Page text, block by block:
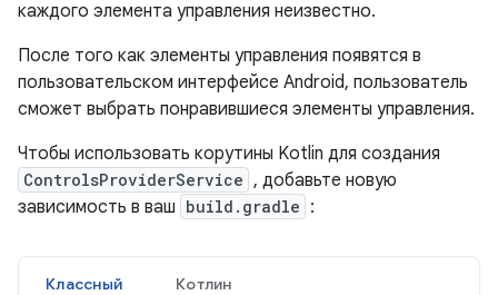
каждого элемента управления неизвестно.
После того как элементы управления появятся в
пользовательском интерфейсе Android, пользователь
сможет выбрать понравившиеся элементы управления.
Чтобы использовать корутины Kotlin для создания
ControlsProviderService , добавьте новую
зависимость в ваш build.gradle :
Классный Котлин